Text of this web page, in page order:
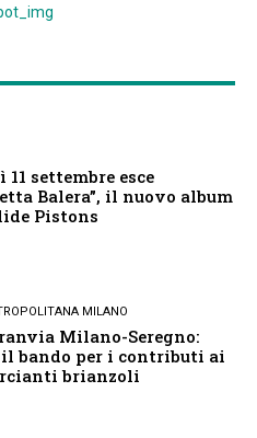
11 settembre esce
Balera”, il nuovo album
Pistons
MILANO
Milano-Seregno:
bando per i contributi ai
brianzoli